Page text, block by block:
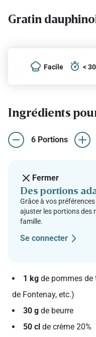
Gratin
Facile <
Ingrédients
6 Portions
Fermer
Des portions
Grâce à vos
ajuster les portions des
famille.
Se connecter
1 kg de pommes de
de Fontenay, etc.)
30 g de beurre
50 cl de crème 20%